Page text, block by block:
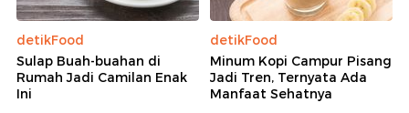
detikFood
Sulap Buah-buahan di
Rumah Jadi Camilan Enak
Ini
detikFood
Minum Kopi Campur Pisang
Jadi Tren, Ternyata Ada
Manfaat Sehatnya